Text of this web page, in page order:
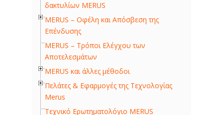
δακτυλίων MERUS
MERUS – Οφέλη και Απόσβεση της
Επένδυσης
MERUS – Τρόποι Ελέγχου των
Αποτελεσµάτων
ΜΕRUS και άλλες μέθοδοι
Πελάτες & Εφαρμογές της Τεχνολογίας
Merus
Τεχνικό Ερωτηματολόγιο MERUS